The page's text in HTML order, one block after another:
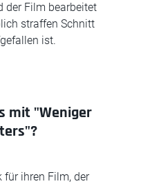
der Film bearbeitet
straffen Schnitt
ist.
mit "Weniger
für ihren Film, der